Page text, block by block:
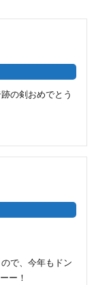
の剣おめでとう
で、今年もドン
ー！